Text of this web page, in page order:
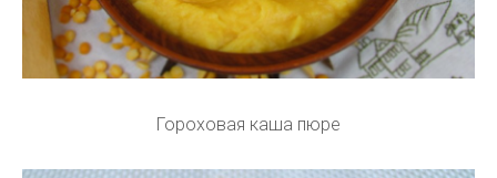
Гороховая каша пюре